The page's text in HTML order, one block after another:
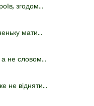
згодом…
мати…
а не словом…
не відняти…